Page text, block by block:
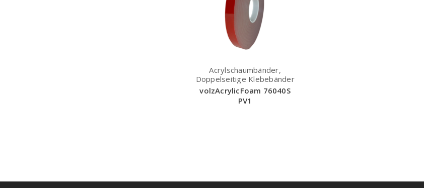
Acrylschaumbänder,
Doppelseitige Klebebänder
volzAcrylicFoam 76040S
PV1